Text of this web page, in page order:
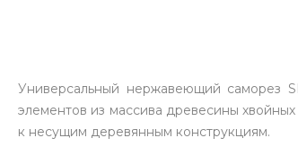
Универсальный нержавеющий саморез
элементов из массива древесины
к несущим деревянным конструкциям.